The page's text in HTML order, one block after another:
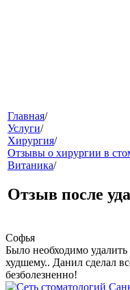
меню
звонок
Главная/
Услуги/
Хирургия/
Отзывы о хирургии в
Витаника/
Отзыв после
Софья
Было необходимо удалить
худшему.. Данил сделал
безболезненно!